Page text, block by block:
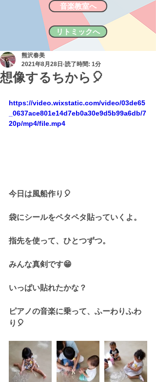
音楽教室へ
リトミックへ
想像するちから🎈
熊沢春美
2021年8月28日 読了時間: 1分
https://video.wixstatic.com/video/03de65
_0637ace801e14d7eb0a30e9d5b99a6db/7
20p/mp4/file.mp4
今日は風船作り🎈
袋にシールをペタペタ貼っていくよ。
指先を使って、ひとつずつ。
みんな真剣です😁
いっぱい貼れたかな？
ピアノの音楽に乗って、ふーわりふわ
り🎈